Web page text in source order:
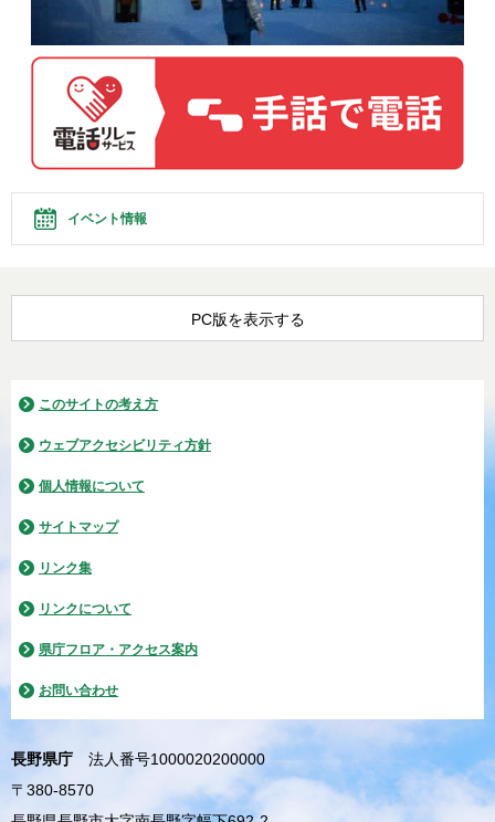
イベント情報
PC版を表示する
このサイトの考え方
ウェブアクセシビリティ方針
個人情報について
サイトマップ
リンク集
リンクについて
県庁フロア・アクセス案内
お問い合わせ
長野県庁
法人番号1000020200000
〒380-8570